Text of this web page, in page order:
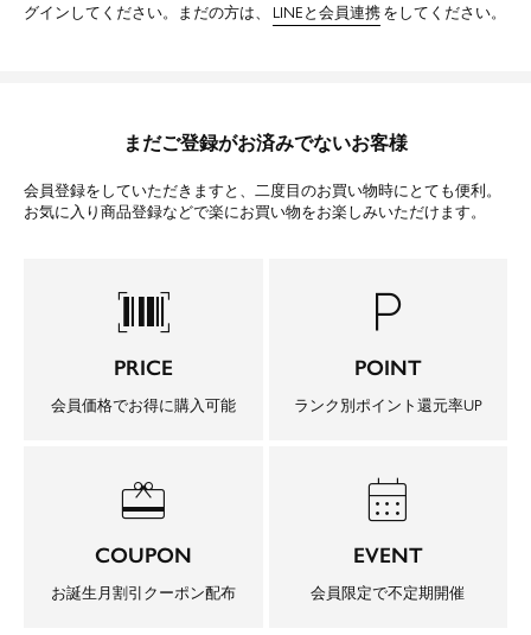
グインしてください。まだの方は、
LINEと会員連携 をしてください。
まだご登録がお済みでないお客様
会員登録をしていただきますと、二度目のお買い物時にとても便利。
お気に入り商品登録などで楽にお買い物をお楽しみいただけます。
barcode_scanner
PRICE
会員価格でお得に購入可能
local_parking
POINT
ランク別ポイント還元率UP
redeem
COUPON
お誕生月割引クーポン配布
calendar_month
EVENT
会員限定で不定期開催